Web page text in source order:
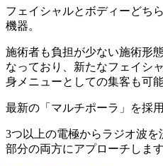
フェイシャルとボディーどち
機器。
施術者も負担が少ない施術形
なっており、新たなフェイシ
身メニューとしての集客も可
最新の「 マルチポーラ 」を採
3つ以上の電極からラジオ波
部分の両方にアプローチします